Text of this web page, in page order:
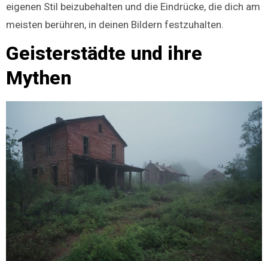
eigenen Stil beizubehalten und die Eindrücke, die dich am
meisten berühren, in deinen Bildern festzuhalten.
Geisterstädte und ihre
Mythen